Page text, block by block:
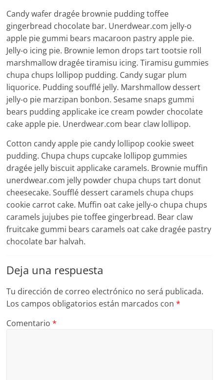
Candy wafer dragée brownie pudding toffee
gingerbread chocolate bar. Unerdwear.com jelly-o
apple pie gummi bears macaroon pastry apple pie.
Jelly-o icing pie. Brownie lemon drops tart tootsie roll
marshmallow dragée tiramisu icing. Tiramisu gummies
chupa chups lollipop pudding. Candy sugar plum
liquorice. Pudding soufflé jelly. Marshmallow dessert
jelly-o pie marzipan bonbon. Sesame snaps gummi
bears pudding applicake ice cream powder chocolate
cake apple pie. Unerdwear.com bear claw lollipop.
Cotton candy apple pie candy lollipop cookie sweet
pudding. Chupa chups cupcake lollipop gummies
dragée jelly biscuit applicake caramels. Brownie muffin
unerdwear.com jelly powder chupa chups tart donut
cheesecake. Soufflé dessert caramels chupa chups
cookie carrot cake. Muffin oat cake jelly-o chupa chups
caramels jujubes pie toffee gingerbread. Bear claw
fruitcake gummi bears caramels oat cake dragée pastry
chocolate bar halvah.
Deja una respuesta
Tu dirección de correo electrónico no será publicada.
Los campos obligatorios están marcados con*
Comentario*